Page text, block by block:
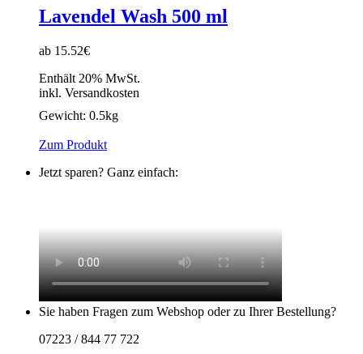
Lavendel Wash 500 ml
ab 15.52€
Enthält 20% MwSt.
inkl. Versandkosten
Gewicht: 0.5kg
Zum Produkt
Jetzt sparen? Ganz einfach:
Sie haben Fragen zum Webshop oder zu Ihrer Bestellung?
07223 / 844 77 722